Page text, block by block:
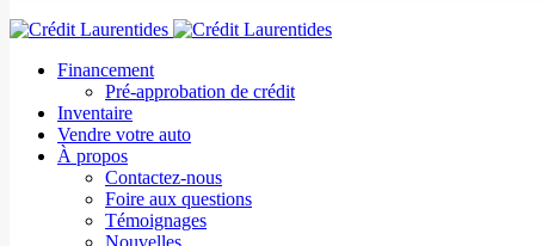
Financement
Pré-approbation de crédit
Inventaire
Vendre votre auto
À propos
Contactez-nous
Foire aux questions
Témoignages
Nouvelles